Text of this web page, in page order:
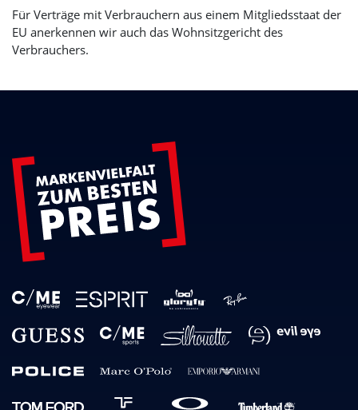
Für Verträge mit Verbrauchern aus einem Mitgliedsstaat der
EU anerkennen wir auch das Wohnsitzgericht des
Verbrauchers.